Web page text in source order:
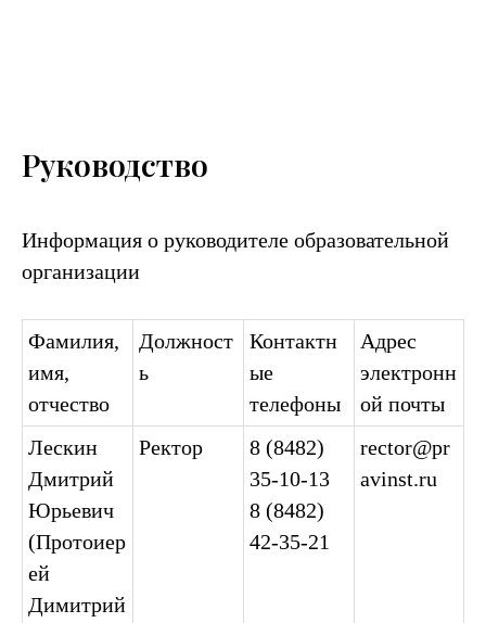
Руководство
Информация о руководителе образовательной
организации
Фамилия,
имя,
отчество
Должност
ь
Контактн
ые
телефоны
Адрес
электронн
ой почты
Лескин
Дмитрий
Юрьевич
(Протоиер
ей
Димитрий
Ректор
8 (8482)
35-10-13
8 (8482)
42-35-21
rector@pr
avinst.ru